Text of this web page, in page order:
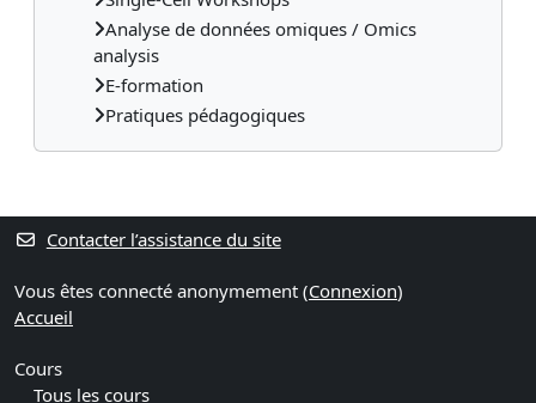
Analyse de données omiques / Omics
analysis
E-formation
Pratiques pédagogiques
Contacter l’assistance du site
Vous êtes connecté anonymement (Connexion)
Accueil
Cours
Tous les cours